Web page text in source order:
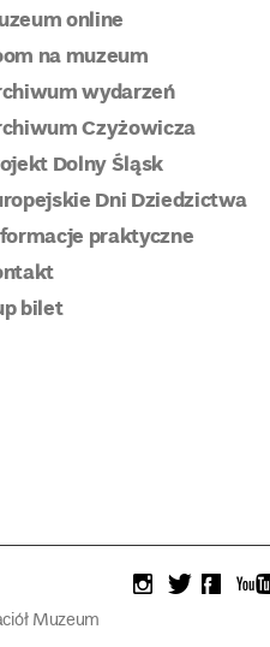
online
na muzeum
wydarzeń
Czyżowicza
Dolny Śląsk
Dni Dziedzictwa
praktyczne
bilet
Muzeum
instagram
twitter